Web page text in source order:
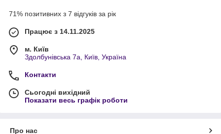
71% позитивних з 7 відгуків за рік
Працює з 14.11.2025
м. Київ
Здолбунівська 7а, Київ, Україна
Контакти
Сьогодні вихідний
Показати весь графік роботи
Про нас